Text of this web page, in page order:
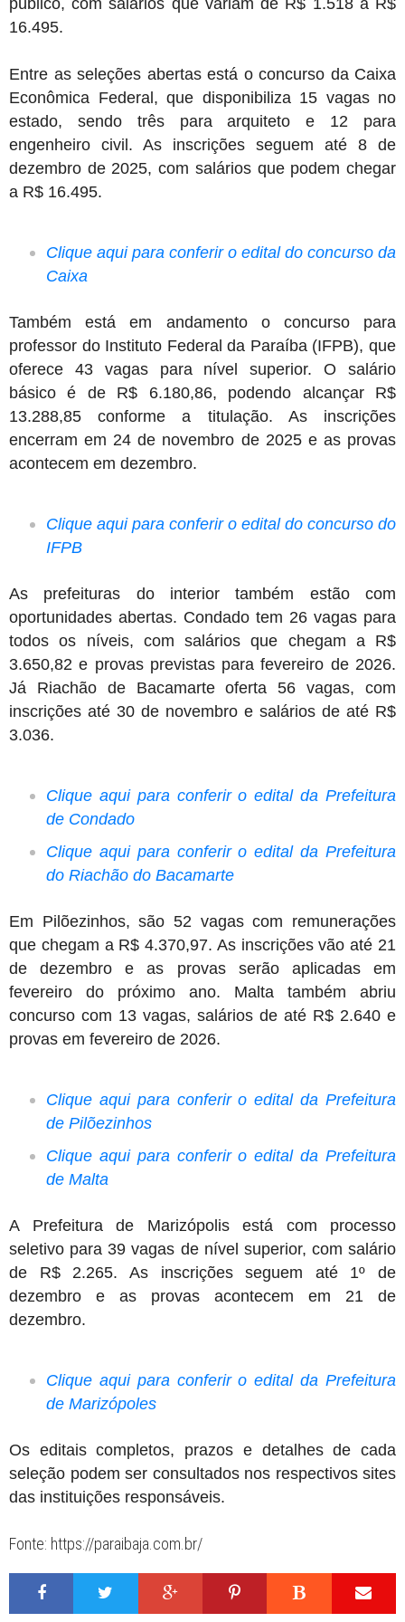
público, com salários que variam de R$ 1.518 a R$
16.495.
Entre as seleções abertas está o concurso da Caixa
Econômica Federal, que disponibiliza 15 vagas no
estado, sendo três para arquiteto e 12 para
engenheiro civil. As inscrições seguem até 8 de
dezembro de 2025, com salários que podem chegar
a R$ 16.495.
Clique aqui para conferir o edital do concurso da
Caixa
Também está em andamento o concurso para
professor do Instituto Federal da Paraíba (IFPB), que
oferece 43 vagas para nível superior. O salário
básico é de R$ 6.180,86, podendo alcançar R$
13.288,85 conforme a titulação. As inscrições
encerram em 24 de novembro de 2025 e as provas
acontecem em dezembro.
Clique aqui para conferir o edital do concurso do
IFPB
As prefeituras do interior também estão com
oportunidades abertas. Condado tem 26 vagas para
todos os níveis, com salários que chegam a R$
3.650,82 e provas previstas para fevereiro de 2026.
Já Riachão de Bacamarte oferta 56 vagas, com
inscrições até 30 de novembro e salários de até R$
3.036.
Clique aqui para conferir o edital da Prefeitura
de Condado
Clique aqui para conferir o edital da Prefeitura
do Riachão do Bacamarte
Em Pilõezinhos, são 52 vagas com remunerações
que chegam a R$ 4.370,97. As inscrições vão até 21
de dezembro e as provas serão aplicadas em
fevereiro do próximo ano. Malta também abriu
concurso com 13 vagas, salários de até R$ 2.640 e
provas em fevereiro de 2026.
Clique aqui para conferir o edital da Prefeitura
de Pilõezinhos
Clique aqui para conferir o edital da Prefeitura
de Malta
A Prefeitura de Marizópolis está com processo
seletivo para 39 vagas de nível superior, com salário
de R$ 2.265. As inscrições seguem até 1º de
dezembro e as provas acontecem em 21 de
dezembro.
Clique aqui para conferir o edital da Prefeitura
de Marizópoles
Os editais completos, prazos e detalhes de cada
seleção podem ser consultados nos respectivos sites
das instituições responsáveis.
Fonte: https://paraibaja.com.br/